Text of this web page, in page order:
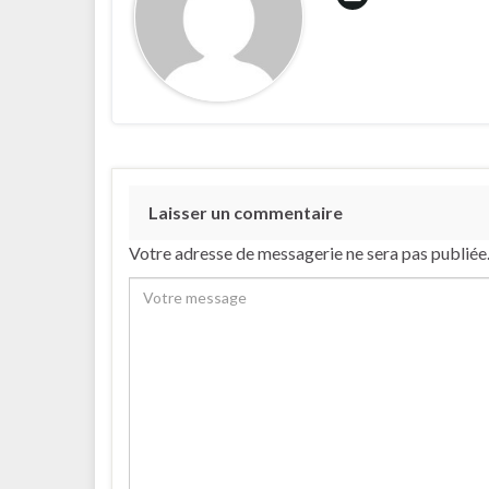
Laisser un commentaire
Votre adresse de messagerie ne sera pas publiée.